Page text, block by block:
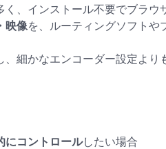
く、インストール不要でブラウ
映像を、ルーティングソフトや
、細かなエンコーダー設定より
にコントロールしたい場合